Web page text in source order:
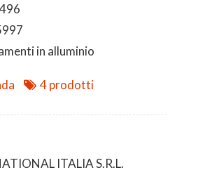
in alluminio
4 prodotti
ITALIA S.R.L.